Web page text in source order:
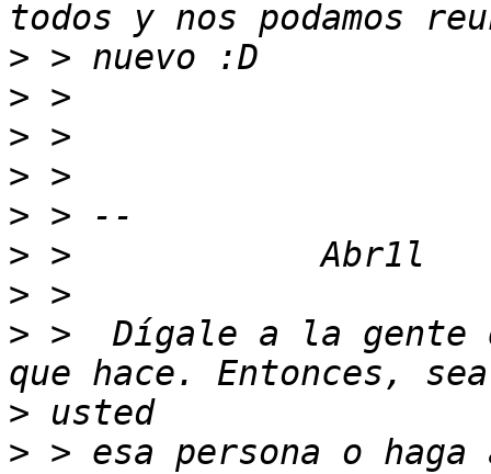
>
>
>
>
>
>
>
> >  Dígale a la gente
>
> > esa persona o